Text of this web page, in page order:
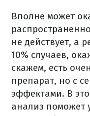
Вполне может
не действует, а
10% случаев,
скажем, есть
препарат, но с
эффектами. В
анализ поможет